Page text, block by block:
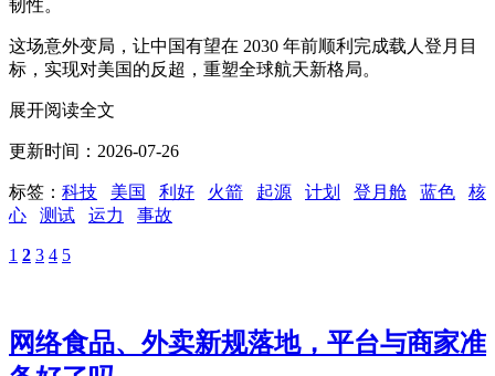
韧性。
这场意外变局，让中国有望在 2030 年前顺利完成载人登月目
标，实现对美国的反超，重塑全球航天新格局。
展开阅读全文
更新时间：2026-07-26
标签： 科技 美国 利好 火箭 起源 计划 登月舱 蓝色
核
心
测试 运力 事故
1 2 3 4 5
网络食品、外卖新规落地，平台与商家准